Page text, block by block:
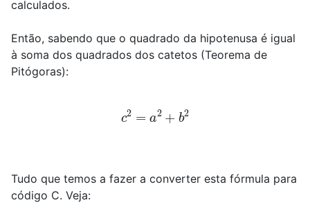
calculados.
Então, sabendo que o quadrado da hipotenusa é igual
à soma dos quadrados dos catetos (Teorema de
Pitógoras):
c2 2 + b2
Tudo que temos a fazer a converter esta fórmula para
código C. Veja: